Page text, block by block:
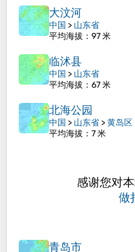
大汶河
中国 > 山东省
平均海拔 ：97 米
临沭县
中国 > 山东省
平均海拔 ：67 米
北海公园
中国 > 山东省 >黄岛区
平均海拔 ：7 米
感谢您对
做
青岛市